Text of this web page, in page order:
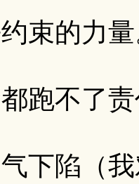
束的力
跑不了
下陷（